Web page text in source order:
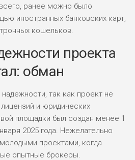
ВСЕМ
ОБЗОР
ЛЮБИТЕЛЯ
М СТАВОК
ОБЗОР
ранее можно было
иностранных банковских карт,
кошельков.
проекта
обман
так как проект не
и юридических
площадки был создан менее 1
2025 года. Нежелательно
проектами, когда
опытные брокеры.